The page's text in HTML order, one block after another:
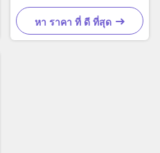
polyester
หา ราคา ที่ ดี ที่สุด